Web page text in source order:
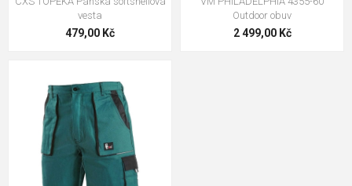
vesta
479,00 Kč
Outdoor obuv
2 499,00 Kč